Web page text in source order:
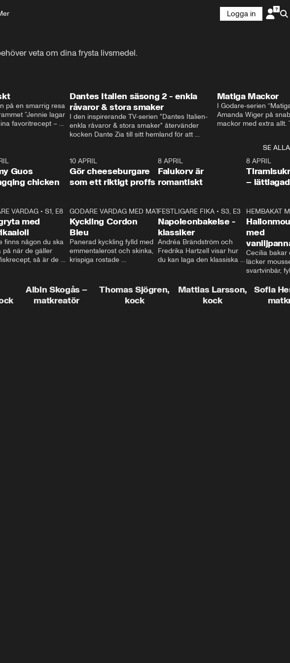
Logga in
veta om dina frysta livsmedel.
på en smarrig resa
”Jennie lagar
favoritrecept –
Dantes Italien säsong 2 - enkla
råvaror & stora smaker
I den inspirerande TV-serien "Dantes Italien-
enkla råvaror & stora smaker" återvänder
kocken Dante Zia till sitt hemland för att
Dante regionen Emilia-Romagna och staden
Parma, där han upptäcker den genuina
matfilosofin Cucina Povera.
Matiga Mackor
I Godare-serien
Amanda Wiger på
mackor med extra allt.
italiensk variant med
festliga snittar som
SE ALLA
Guos
chicken
2:04
10 APRIL
Gör cheeseburgare
som ett riktigt proffs
0:43
8 APRIL
Falukorv är
romantiskt
8 APRIL
–
9:22
VARDAG• S1, E8
med
finns någon du ska
på när de gäller
så är de
Den perfekta
som
lika bra alla dagar i
11:35
GODARE VARDAG MED MATTIAS LARSSON•S1, E6
Kyckling Cordon
Bleu
Panerad kyckling fylld med
emmentalerost och skinka,
krispiga rostade
brynt smör och ärtor... Låter
det inte som en given succé
på middagsbordet i veckan?
13:18
FESTLIGARE FIKA •S3, E3
Napoleonbakelse -
klassiker
Andréa Brändström och
Fredrika Hartzell visar hur
du kan laga den klassiska
som imponerar vid varje
tillfälle!
HEMBAKAT
med
Cecilia bakar
läcker
svartvinbär,
som vilar
smulbotten.
allting med
Albin Skogås –
matkreatör
Thomas Sjögren,
kock
Mattias Larsson,
kock
Sofia